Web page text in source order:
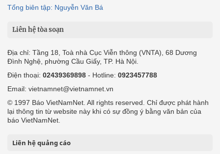
Tổng biên tập: Nguyễn Văn Bá
Liên hệ tòa soạn
Địa chỉ: Tầng 18, Toà nhà Cục Viễn thông (VNTA), 68 Dương
Đình Nghệ, phường Cầu Giấy, TP. Hà Nội.
Điện thoại: 02439369898 - Hotline: 0923457788
Email: vietnamnet@vietnamnet.vn
© 1997 Báo VietNamNet. All rights reserved. Chỉ được phát hành
lại thông tin từ website này khi có sự đồng ý bằng văn bản của
báo VietNamNet.
Liên hệ quảng cáo